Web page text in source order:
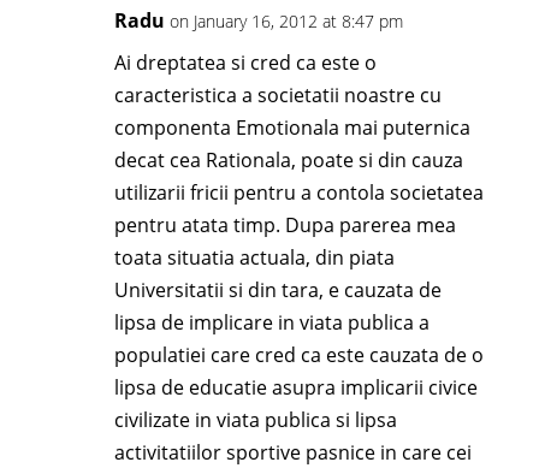
Radu on January 16, 2012 at 8:47 pm
Ai dreptatea si cred ca este o
caracteristica a societatii noastre cu
componenta Emotionala mai puternica
decat cea Rationala, poate si din cauza
utilizarii fricii pentru a contola societatea
pentru atata timp. Dupa parerea mea
toata situatia actuala, din piata
Universitatii si din tara, e cauzata de
lipsa de implicare in viata publica a
populatiei care cred ca este cauzata de o
lipsa de educatie asupra implicarii civice
civilizate in viata publica si lipsa
activitatiilor sportive pasnice in care cei